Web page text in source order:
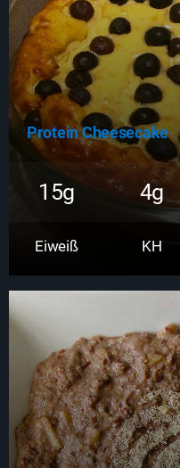
Protein Cheesecake
15g 4g
Eiweiß KH